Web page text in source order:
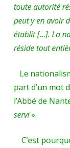
toute autorité
peut y en avoir
établit […]. La
réside tout
Le
part d’un mot
l’Abbé de
servi».
C’est